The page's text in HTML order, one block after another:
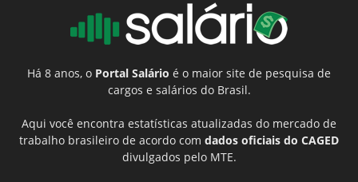
Há 8 anos, o Portal Salário é o maior site de pesquisa de
cargos e salários do Brasil.
Aqui você encontra estatísticas atualizadas do mercado de
trabalho brasileiro de acordo com dados oficiais do CAGED
divulgados pelo MTE.